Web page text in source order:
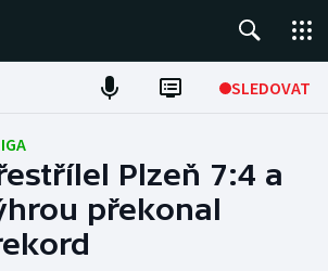
SLEDOVAT
Plzeň 7:4 a
překonal